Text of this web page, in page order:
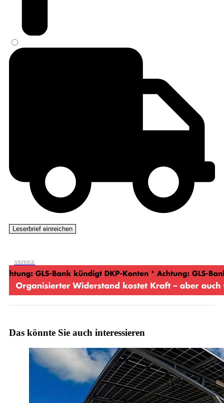
Das könnte Sie auch interessieren